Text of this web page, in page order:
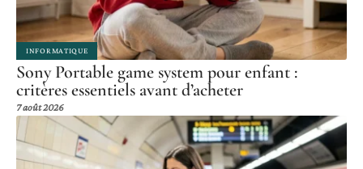
INFORMATIQUE
Sony Portable game system pour enfant :
critères essentiels avant d’acheter
7 août 2026